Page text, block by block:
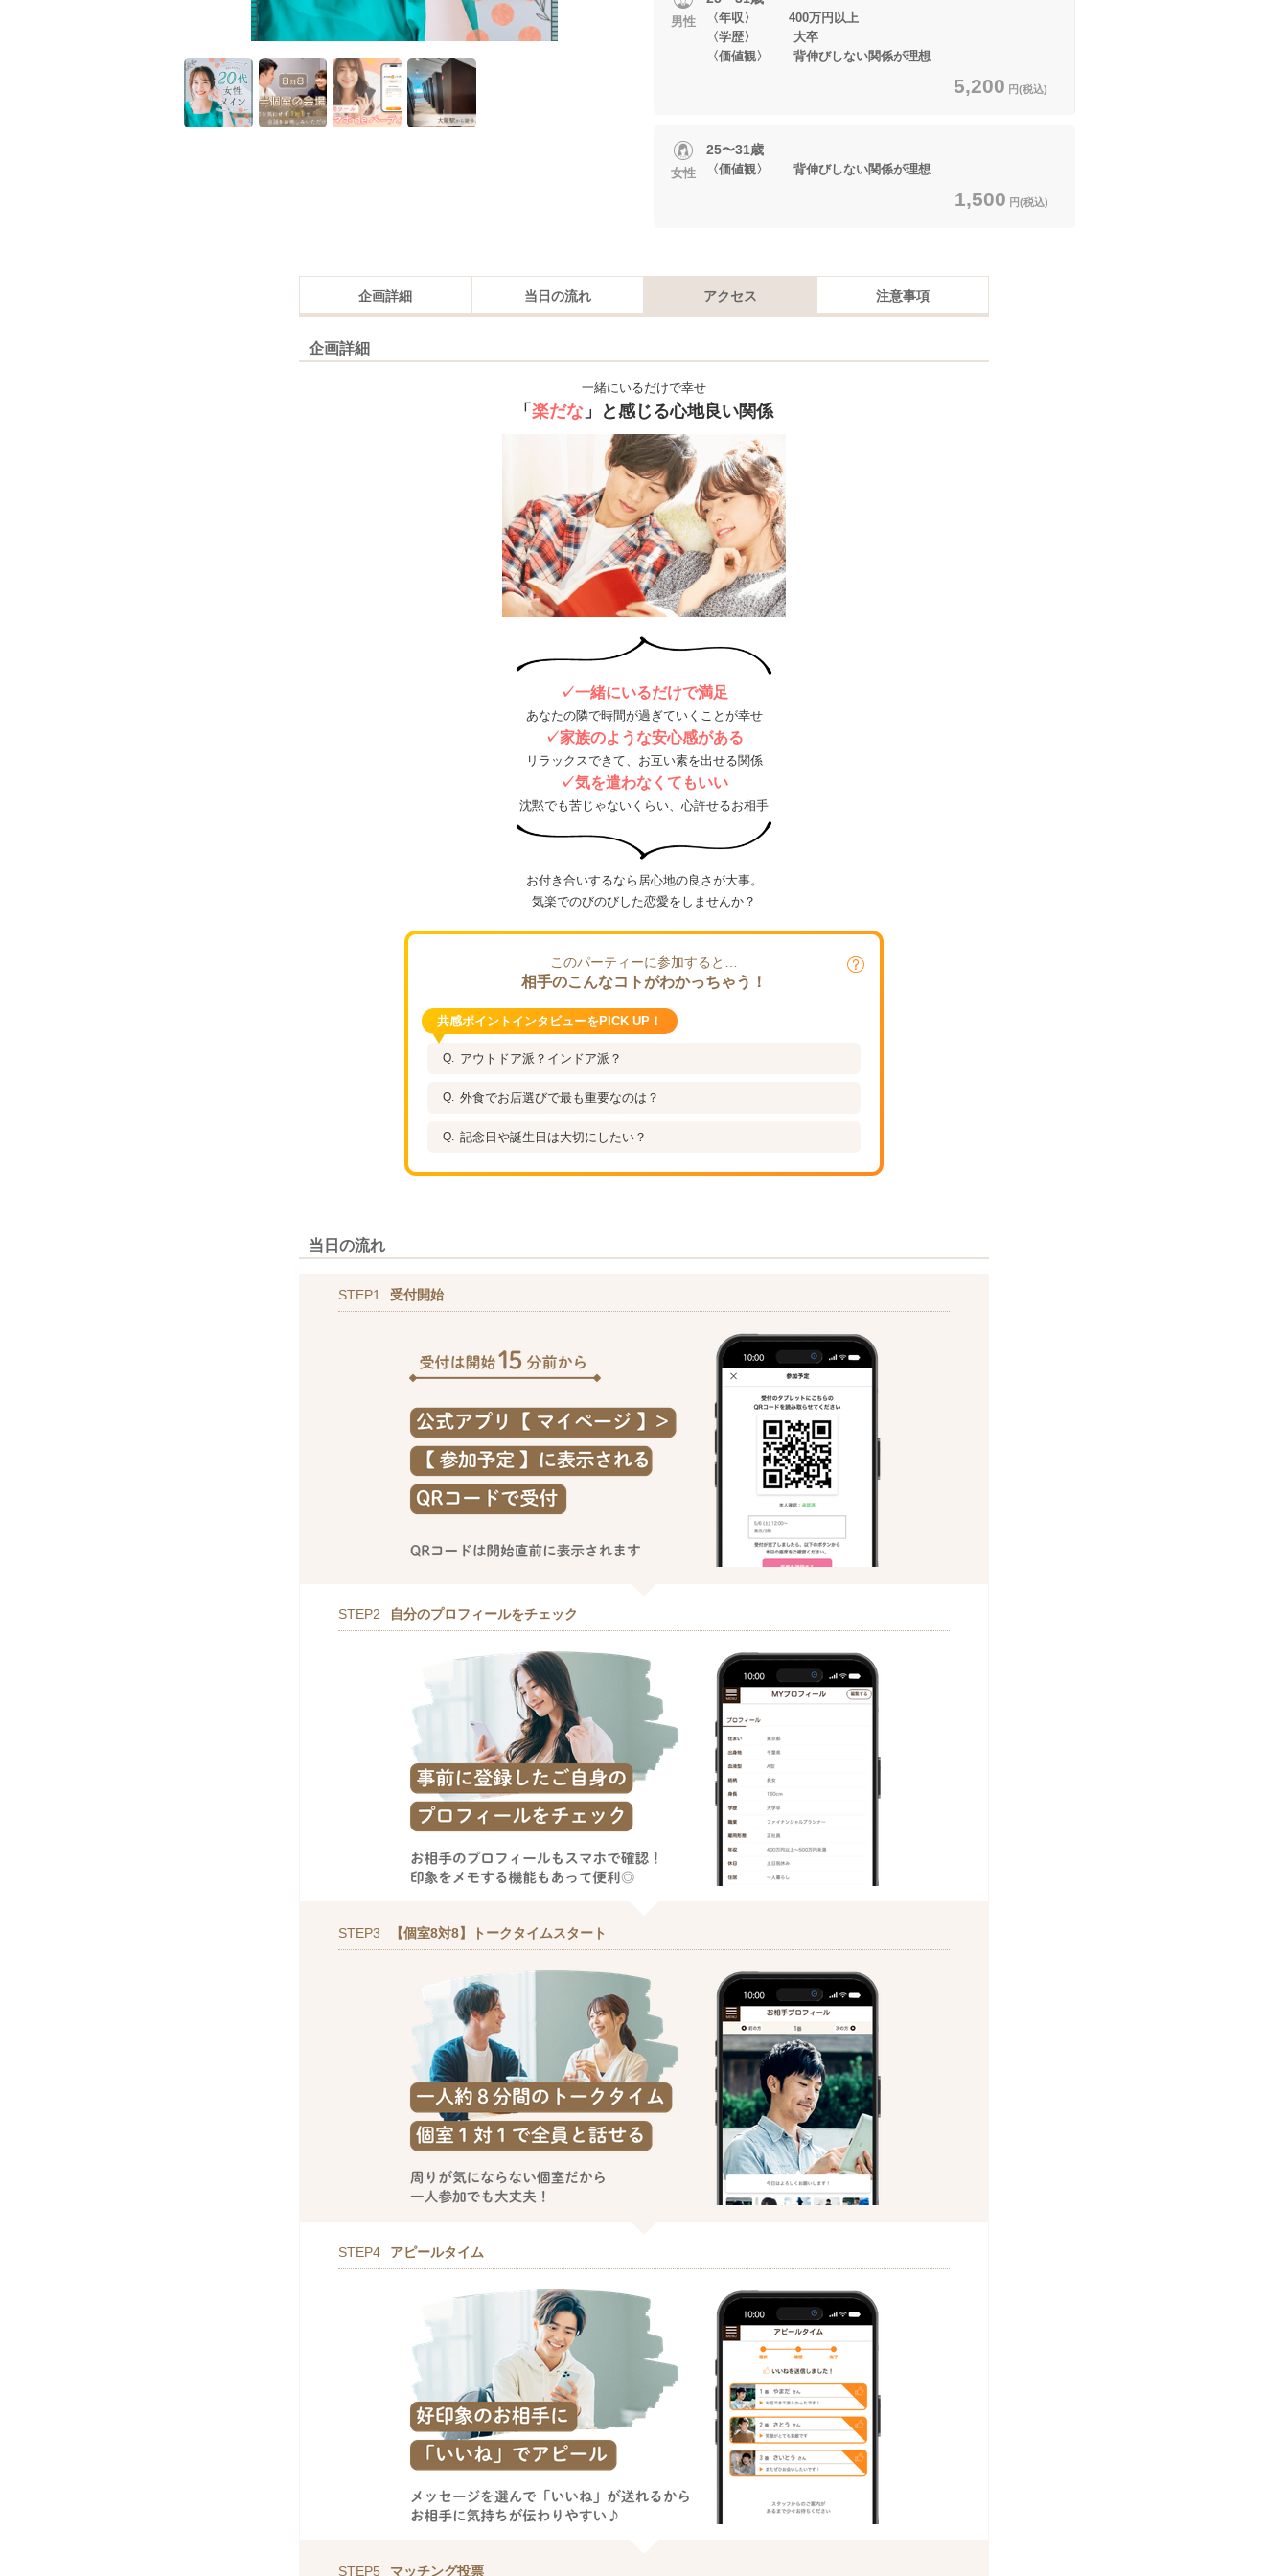
男性
〈年収〉 400万円以上
〈学歴〉 大卒
〈価値観〉 背伸びしない関係が理想
5,200 円(税込)
女性
25〜31歳
〈価値観〉 背伸びしない関係が理想
1,500 円(税込)
企画詳細 当日の流れ アクセス 注意事項
企画詳細
一緒にいるだけで幸せ
「 楽だな 」と感じる心地良い関係
✓一緒にいるだけで満足
あなたの隣で時間が過ぎていくことが幸せ
✓家族のような安心感がある
リラックスできて、お互い素を出せる関係
✓気を遣わなくてもいい
沈黙でも苦じゃないくらい、心許せるお相手
お付き合いするなら居心地の良さが大事。
気楽でのびのびした恋愛をしませんか？
このパーティーに参加すると…
相手のこんなコトがわかっちゃう！
共感ポイントインタビューをPICK UP！
アウトドア派？インドア派？
外食でお店選びで最も重要なのは？
記念日や誕生日は大切にしたい？
当日の流れ
STEP1 受付開始
STEP2 自分のプロフィールをチェック
STEP3 【個室8対8】トークタイムスタート
STEP4 アピールタイム
STEP5 マッチング投票